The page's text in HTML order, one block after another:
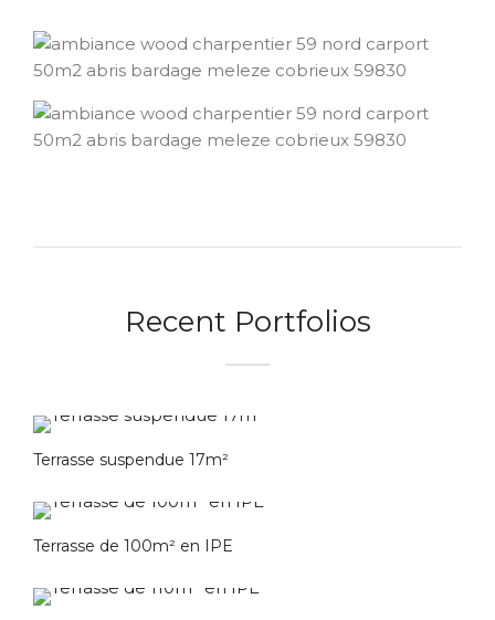
Recent Portfolios
Terrasse suspendue 17m²
Terrasse de 100m² en IPE